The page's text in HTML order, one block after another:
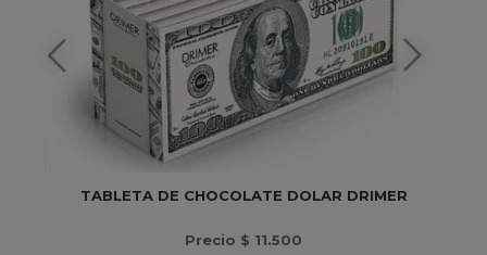
TABLETA DE CHOCOLATE DOLAR DRIMER
Precio $ 11.500